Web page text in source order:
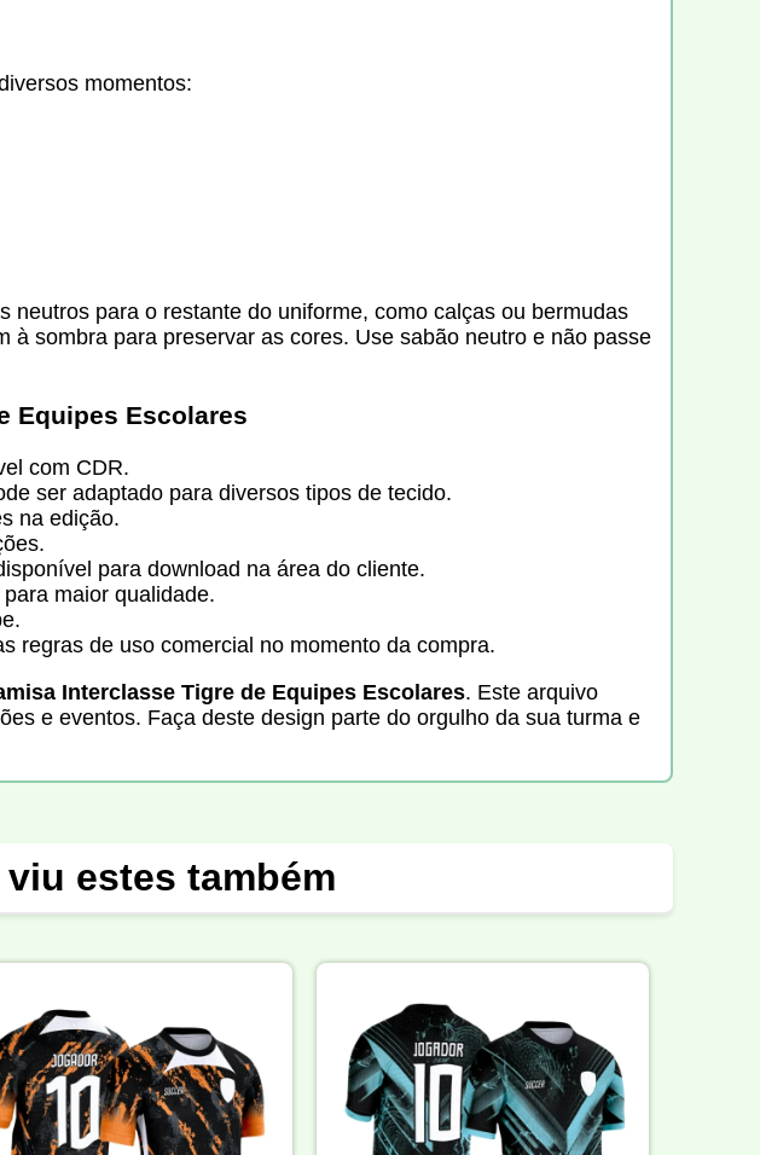
momentos:
para o restante do uniforme, como calças ou bermudas
sombra para preservar as cores. Use sabão neutro e não passe
Equipes Escolares
com CDR.
ser adaptado para diversos tipos de tecido.
na edição.
para download na área do cliente.
maior qualidade.
regras de uso comercial no momento da compra.
Interclasse Tigre de Equipes Escolares. Este arquivo
e eventos. Faça deste design parte do orgulho da sua turma e
estes também